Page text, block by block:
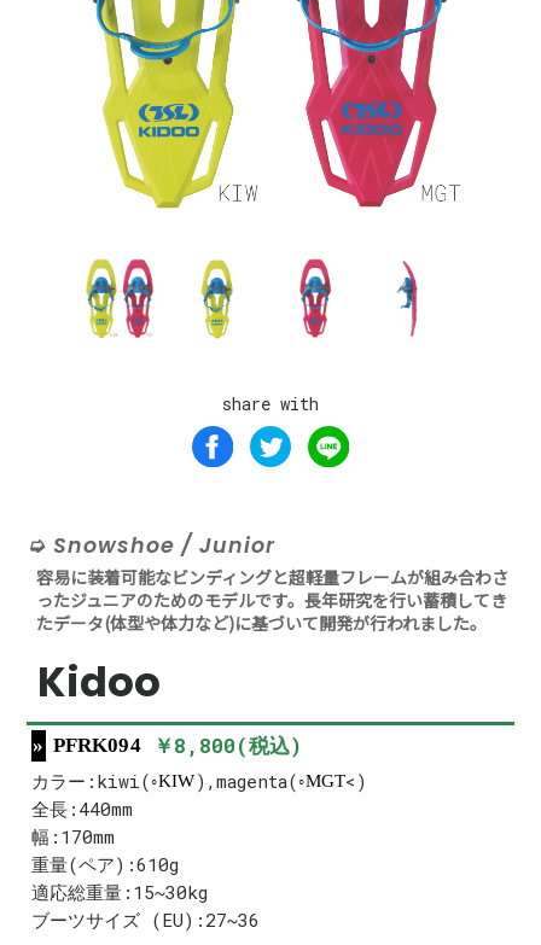
share with
Snowshoe / Junior
容易に装着可能なビンディングと超軽量フレームが組み合わさ
ったジュニアのためのモデルです。長年研究を行い蓄積してき
たデータ(体型や体力など)に基づいて開発が行われました。
Kidoo
PFRK094 ￥8,800(税込)
カラー:kiwi( KIW),magenta( MGT<)
全長:440mm
幅:170mm
重量(ペア):610g
適応総重量:15~30kg
ブーツサイズ (EU):27~36